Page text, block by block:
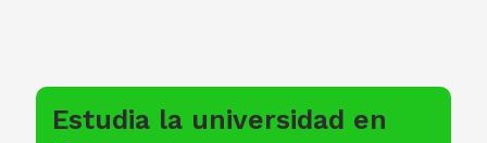
Estudia la universidad en